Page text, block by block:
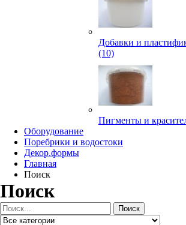
Добавки и
(10)
Пигменты и
Оборудование
Поребрики и водостоки
Декор.формы
Главная
Поиск
Поиск
Поиск